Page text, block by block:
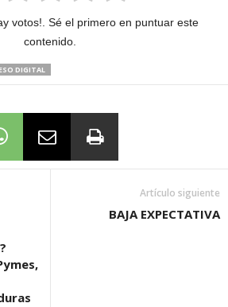
votos!. Sé el primero en puntuar este
contenido.
DIGITAL
Artículo siguiente
BAJA EXPECTATIVA